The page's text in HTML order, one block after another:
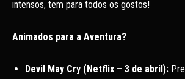
intensos, tem para todos os gostos!
Animados para a Aventura?
Devil May Cry (Netflix – 3 de abril):